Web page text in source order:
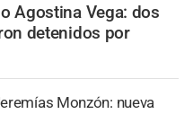
Agostina Vega: dos
detenidos por
Monzón: nueva